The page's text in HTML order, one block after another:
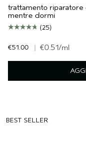
trattamento riparatore
mentre dormi
(25)
€51.00 | €0.51/ml
BEST SELLER